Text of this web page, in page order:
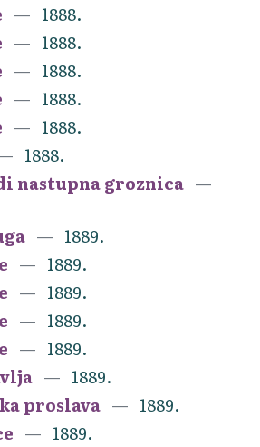
1888.
1888.
1888.
1888.
1888.
1888.
nastupna groznica
1889.
1889.
1889.
1889.
1889.
1889.
proslava
1889.
1889.